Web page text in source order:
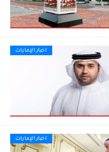
اخبار الإمارات
اخبار الإمارات